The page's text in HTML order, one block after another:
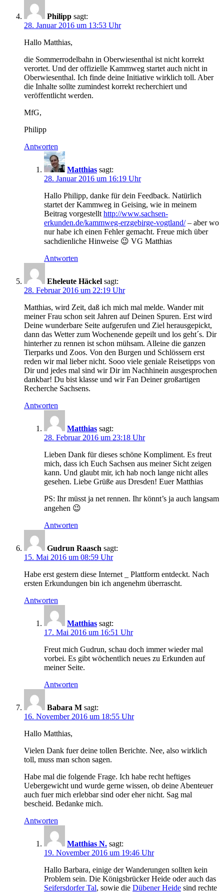
Philipp sagt:
28. Januar 2016 um 13:53 Uhr
Hallo Matthias,
die Sommerrodelbahn in Oberwiesenthal ist nicht korrekt
verortet. Und der offizielle Kammweg startet auch nicht in
Oberwiesenthal. Ich finde deine Initiative wirklich toll. Aber
die Inhalte sollte zumindest korrekt recherchiert und
veröffentlicht werden.
MfG,
Philipp
Antworten
Matthias sagt:
28. Januar 2016 um 16:19 Uhr
Hallo Philipp, danke für dein Feedback. Natürlich
startet der Kammweg in Geising, wie in meinem
Beitrag vorgestellt http://www.sachsen-
erkunden.de/kammweg-erzgebirge-vogtland/– aber wo
nur habe ich einen Fehler gemacht. Freue mich über
sachdienliche Hinweise 😉 VG Matthias
Antworten
Eheleute Häckel sagt:
28. Februar 2016 um 22:19 Uhr
Matthias, wird Zeit, daß ich mich mal melde. Wander mit
meiner Frau schon seit Jahren auf Deinen Spuren. Erst wird
Deine wunderbare Seite aufgerufen und Ziel herausgepickt,
dann das Wetter zum Wochenende gepeilt und los geht´s. Dir
hinterher zu rennen ist schon mühsam. Alleine die ganzen
Tierparks und Zoos. Von den Burgen und Schlössern erst
reden wir mal lieber nicht. Sooo viele geniale Reisetipps von
Dir und jedes mal sind wir Dir im Nachhinein ausgesprochen
dankbar! Du bist klasse und wir Fan Deiner großartigen
Recherche Sachsens.
Antworten
Matthias sagt:
28. Februar 2016 um 23:18 Uhr
Lieben Dank für dieses schöne Kompliment. Es freut
mich, dass ich Euch Sachsen aus meiner Sicht zeigen
kann. Und glaubt mir, ich hab noch lange nicht alles
gesehen. Liebe Grüße aus Dresden! Euer Matthias
PS: Ihr müsst ja net rennen. Ihr könnt’s ja auch langsam
angehen 😉
Antworten
Gudrun Raasch sagt:
15. Mai 2016 um 08:59 Uhr
Habe erst gestern diese Internet _ Plattform entdeckt. Nach
ersten Erkundungen bin ich angenehm überrascht.
Antworten
Matthias sagt:
17. Mai 2016 um 16:51 Uhr
Freut mich Gudrun, schau doch immer wieder mal
vorbei. Es gibt wöchentlich neues zu Erkunden auf
meiner Seite.
Antworten
Babara M sagt:
16. November 2016 um 18:55 Uhr
Hallo Matthias,
Vielen Dank fuer deine tollen Berichte. Nee, also wirklich
toll, muss man schon sagen.
Habe mal die folgende Frage. Ich habe recht heftiges
Uebergewicht und wurde gerne wissen, ob deine Abenteuer
auch fuer mich erlebbar sind oder eher nicht. Sag mal
bescheid. Bedanke mich.
Antworten
Matthias N. sagt:
19. November 2016 um 19:46 Uhr
Hallo Barbara, einige der Wanderungen sollten kein
Problem sein. Die Königsbrücker Heide oder auch das
Seifersdorfer Tal, sowie die Dübener Heide sind rechte